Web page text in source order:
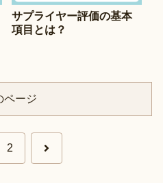
サプライヤー評価の基本
項目とは？
ページ
2 次